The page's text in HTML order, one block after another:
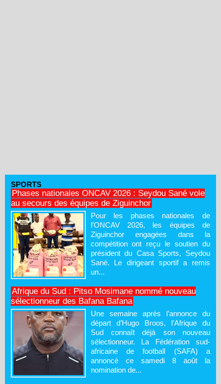
SPORTS
Phases nationales ONCAV 2026 : Seydou Sané vole
au secours des équipes de Ziguinchor
Pour les phases nationales de
l’ONCAV 2026, les équipes de
Ziguinchor engagées dans la
compétition ont reçu le soutien du
président du Casa Sports, Seydou
Sané. Le dirigeant sportif a remis
un...
Afrique du Sud : Pitso Mosimane nommé nouveau
sélectionneur des Bafana Bafana
Une semaine après l’annonce du
départ d’Hugo Broos, l’Afrique du
Sud connaît déjà son nouveau
sélectionneur. La Fédération sud-
africaine de football (SAFA) a
annoncé ce samedi 8 août la
nomination de...